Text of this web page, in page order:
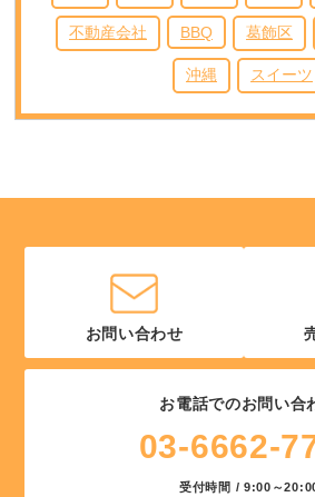
不動産会社 BBQ 葛飾区
沖縄 スイーツ
お電話でのお問い合
03-6662-
受付時間 / 9:00～
お問い合わせ